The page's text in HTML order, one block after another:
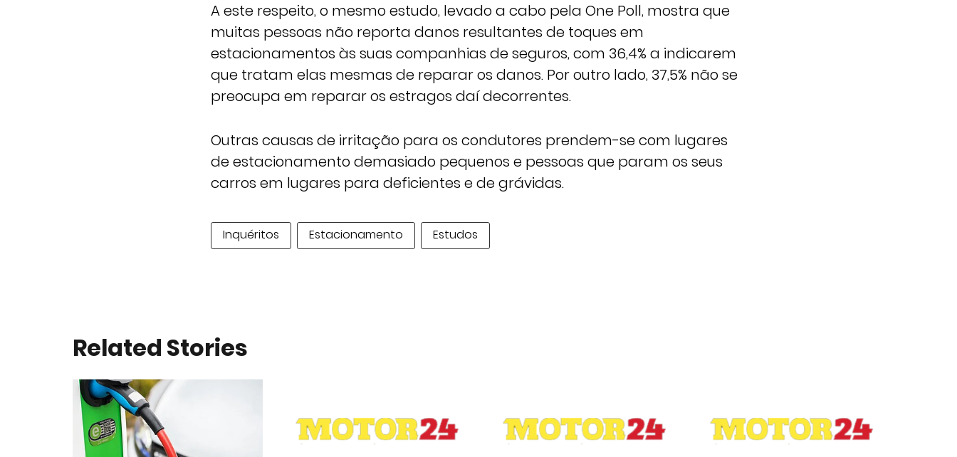
A este respeito, o mesmo estudo, levado a cabo pela One Poll, mostra que
muitas pessoas não reporta danos resultantes de toques em
estacionamentos às suas companhias de seguros, com 36,4% a indicarem
que tratam elas mesmas de reparar os danos. Por outro lado, 37,5% não se
preocupa em reparar os estragos daí decorrentes.
Outras causas de irritação para os condutores prendem-se com lugares
de estacionamento demasiado pequenos e pessoas que param os seus
carros em lugares para deficientes e de grávidas.
Inquéritos Estacionamento Estudos
Related Stories